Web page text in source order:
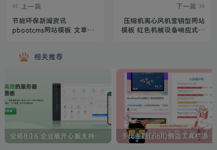
上一篇
节能环保新闻资讯
pbootcms网站模板 文章博
下一篇
压缩机离心风机营销型网站
模板 红色机械设备响应式网
相关推荐
宝塔8.0.6 企业版开心版支持最新升级【一键脚本】 子比主题(zibll)侧边工具栏添加人生倒计时美化